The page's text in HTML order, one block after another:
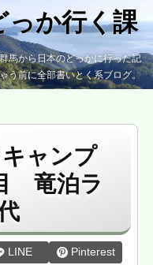
っか行く課
馬から日本のどっかに行った記
う前に全部書いとく系ブログ。
ャンプ
竜泊ラ
LINE Pinterest